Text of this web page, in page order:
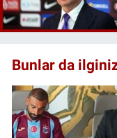
Bunlar da